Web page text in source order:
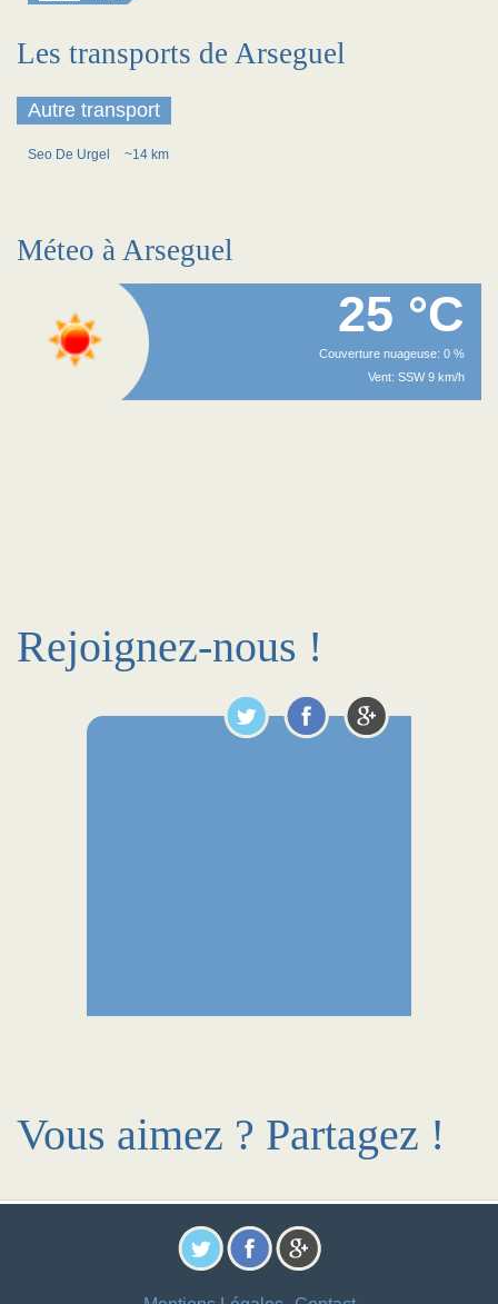
Les transports de Arseguel
Autre transport
Seo De Urgel ~14 km
Méteo à Arseguel
25 °C
Couverture nuageuse: 0 %
Vent: SSW 9 km/h
Rejoignez-nous !
Vous aimez ? Partagez !